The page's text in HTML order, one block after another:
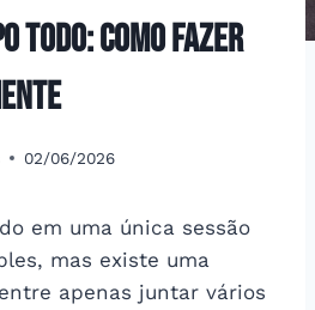
todo: como fazer
02/06/2026
em uma única sessão
mas existe uma
apenas juntar vários